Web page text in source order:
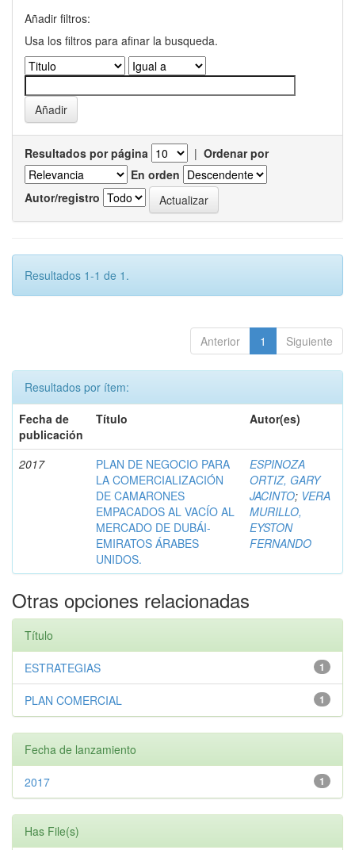
Añadir filtros:
Usa los filtros para afinar la busqueda.
Resultados por página | Ordenar por
En orden
Autor/registro
Resultados 1-1 de 1.
Anterior 1 Siguiente
Resultados por ítem:
Fecha de
publicación
Título Autor(es)
2017
PLAN DE NEGOCIO PARA
LA COMERCIALIZACIÓN
DE CAMARONES
EMPACADOS AL VACÍO AL
MERCADO DE DUBÁI-
EMIRATOS ÁRABES
UNIDOS.
ESPINOZA
ORTIZ, GARY
JACINTO; VERA
MURILLO,
EYSTON
FERNANDO
Otras opciones relacionadas
Título
1
ESTRATEGIAS
1
PLAN COMERCIAL
Fecha de lanzamiento
1
2017
Has File(s)